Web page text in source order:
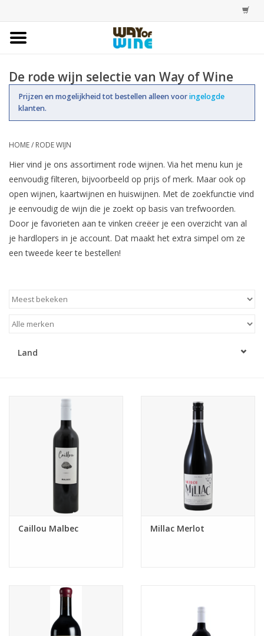
Bestellingen
Assortiment
Account
De rode wijn selectie van Way of Wine
Prijzen en mogelijkheid tot bestellen alleen vooringelogde
klanten.
HOME/ RODE WIJN
Hier vind je ons assortiment rode wijnen. Via het menu kun je
eenvoudig filteren, bijvoorbeeld op prijs of merk. Maar ook op
open wijnen, kaartwijnen en huiswijnen. Met de zoekfunctie vind
je eenvoudig de wijn die je zoekt op basis van trefwoorden.
Door je favorieten aan te vinken creëer je een overzicht van al
je hardlopers in je account. Dat maakt het extra simpel om ze
een tweede keer te bestellen!
Land
Caillou Malbec Millac Merlot